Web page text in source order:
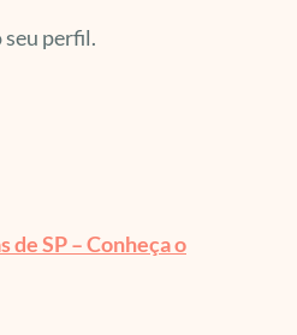
seu perfil.
de SP – Conheça o